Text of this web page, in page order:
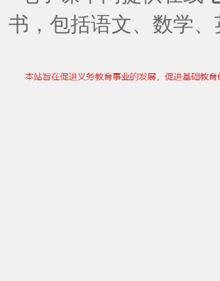
书，包括语文、数学